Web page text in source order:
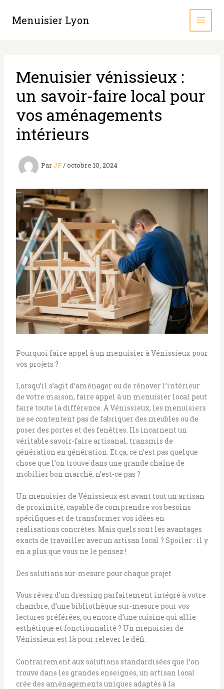
contenu
Menuisier Lyon
Menuisier vénissieux :
un savoir-faire local pour
vos aménagements
intérieurs
Par JF/octobre 10, 2024
Pourquoi faire appel à un menuisier à Vénissieux pour
vos projets ?
Lorsqu’il s’agit d’aménager ou de rénover l’intérieur
de votre maison, faire appel à un menuisier local peut
faire toute la différence. À Vénissieux, les menuisiers
ne se contentent pas de fabriquer des meubles ou de
poser des portes et des fenêtres. Ils incarnent un
véritable savoir-faire artisanal, transmis de
génération en génération. Et ça, ce n’est pas quelque
chose que l’on trouve dans une grande chaîne de
mobilier bon marché, n’est-ce pas ?
Un menuisier de Vénissieux est avant tout un artisan
de proximité, capable de comprendre vos besoins
spécifiques et de transformer vos idées en
réalisations concrètes. Mais quels sont les avantages
exacts de travailler avec un artisan local ? Spoiler : il y
en a plus que vous ne le pensez !
Des solutions sur-mesure pour chaque projet
Vous rêvez d’un dressing parfaitement intégré à votre
chambre, d’une bibliothèque sur-mesure pour vos
lectures préférées, ou encore d’une cuisine qui allie
esthétique et fonctionnalité ? Un menuisier de
Vénissieux est là pour relever le défi.
Contrairement aux solutions standardisées que l’on
trouve dans les grandes enseignes, un artisan local
crée des aménagements uniques adaptés à la